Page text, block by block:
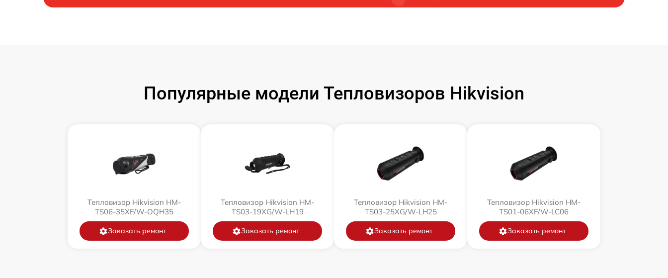
Популярные модели Тепловизоров Hikvision
Тепловизор Hikvision HM-
TS06-35XF/W-OQH35
Заказать ремонт
Тепловизор Hikvision HM-
TS03-19XG/W-LH19
Заказать ремонт
Тепловизор Hikvision HM-
TS03-25XG/W-LH25
Заказать ремонт
Тепловизор Hikvision HM-
TS01-06XF/W-LC06
Заказать ремонт